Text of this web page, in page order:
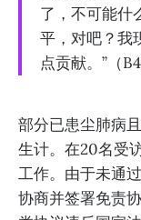
了，不可能什
平，对吧？我
点贡献。”（B4
部分已患尘肺病
生计。在20名受
工作。由于未通
协商并签署免责